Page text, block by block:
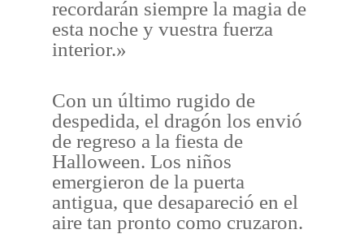
recordarán siempre la magia de
esta noche y vuestra fuerza
interior.»
Con un último rugido de
despedida, el dragón los envió
de regreso a la fiesta de
Halloween. Los niños
emergieron de la puerta
antigua, que desapareció en el
aire tan pronto como cruzaron.